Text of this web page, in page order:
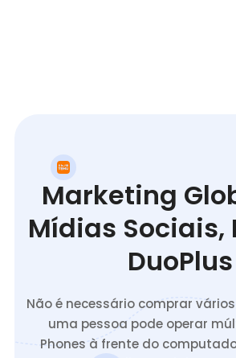
Marketing
Mídias Sociais,
DuoPlus
Não é necessário comprar
uma pessoa pode operar
Phones à frente do